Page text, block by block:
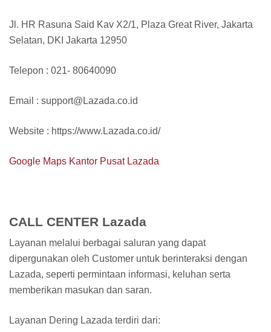
Jl. HR Rasuna Said Kav X2/1, Plaza Great River, Jakarta
Selatan, DKI Jakarta 12950
Telepon : 021- 80640090
Email : support@Lazada.co.id
Website : https://www.Lazada.co.id/
Google Maps Kantor Pusat Lazada
CALL CENTER Lazada
Layanan melalui berbagai saluran yang dapat
dipergunakan oleh Customer untuk berinteraksi dengan
Lazada, seperti permintaan informasi, keluhan serta
memberikan masukan dan saran.
Layanan Dering Lazada terdiri dari: